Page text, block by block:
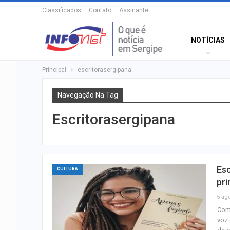
Classificados Contato Assinante
NOTÍCIAS
Principal escritorasergipana
Navegação Na Tag
Escritorasergipana
CULTURA
5
voz